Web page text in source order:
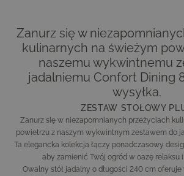
Zanurz się w
kulinarnych na świeżym
naszemu wykwintnemu
jadalniemu Confort Dining
wysyłka.
ZESTAW STOŁOWY
Zanurz się w niezapomnianych przeżyciach
powietrzu z naszym wykwintnym zestawem do
Ta elegancka kolekcja łączy ponadczasowy
aby zamienić Twój ogród w oazę relaksu
Owalny stół jadalny o długości 240 cm